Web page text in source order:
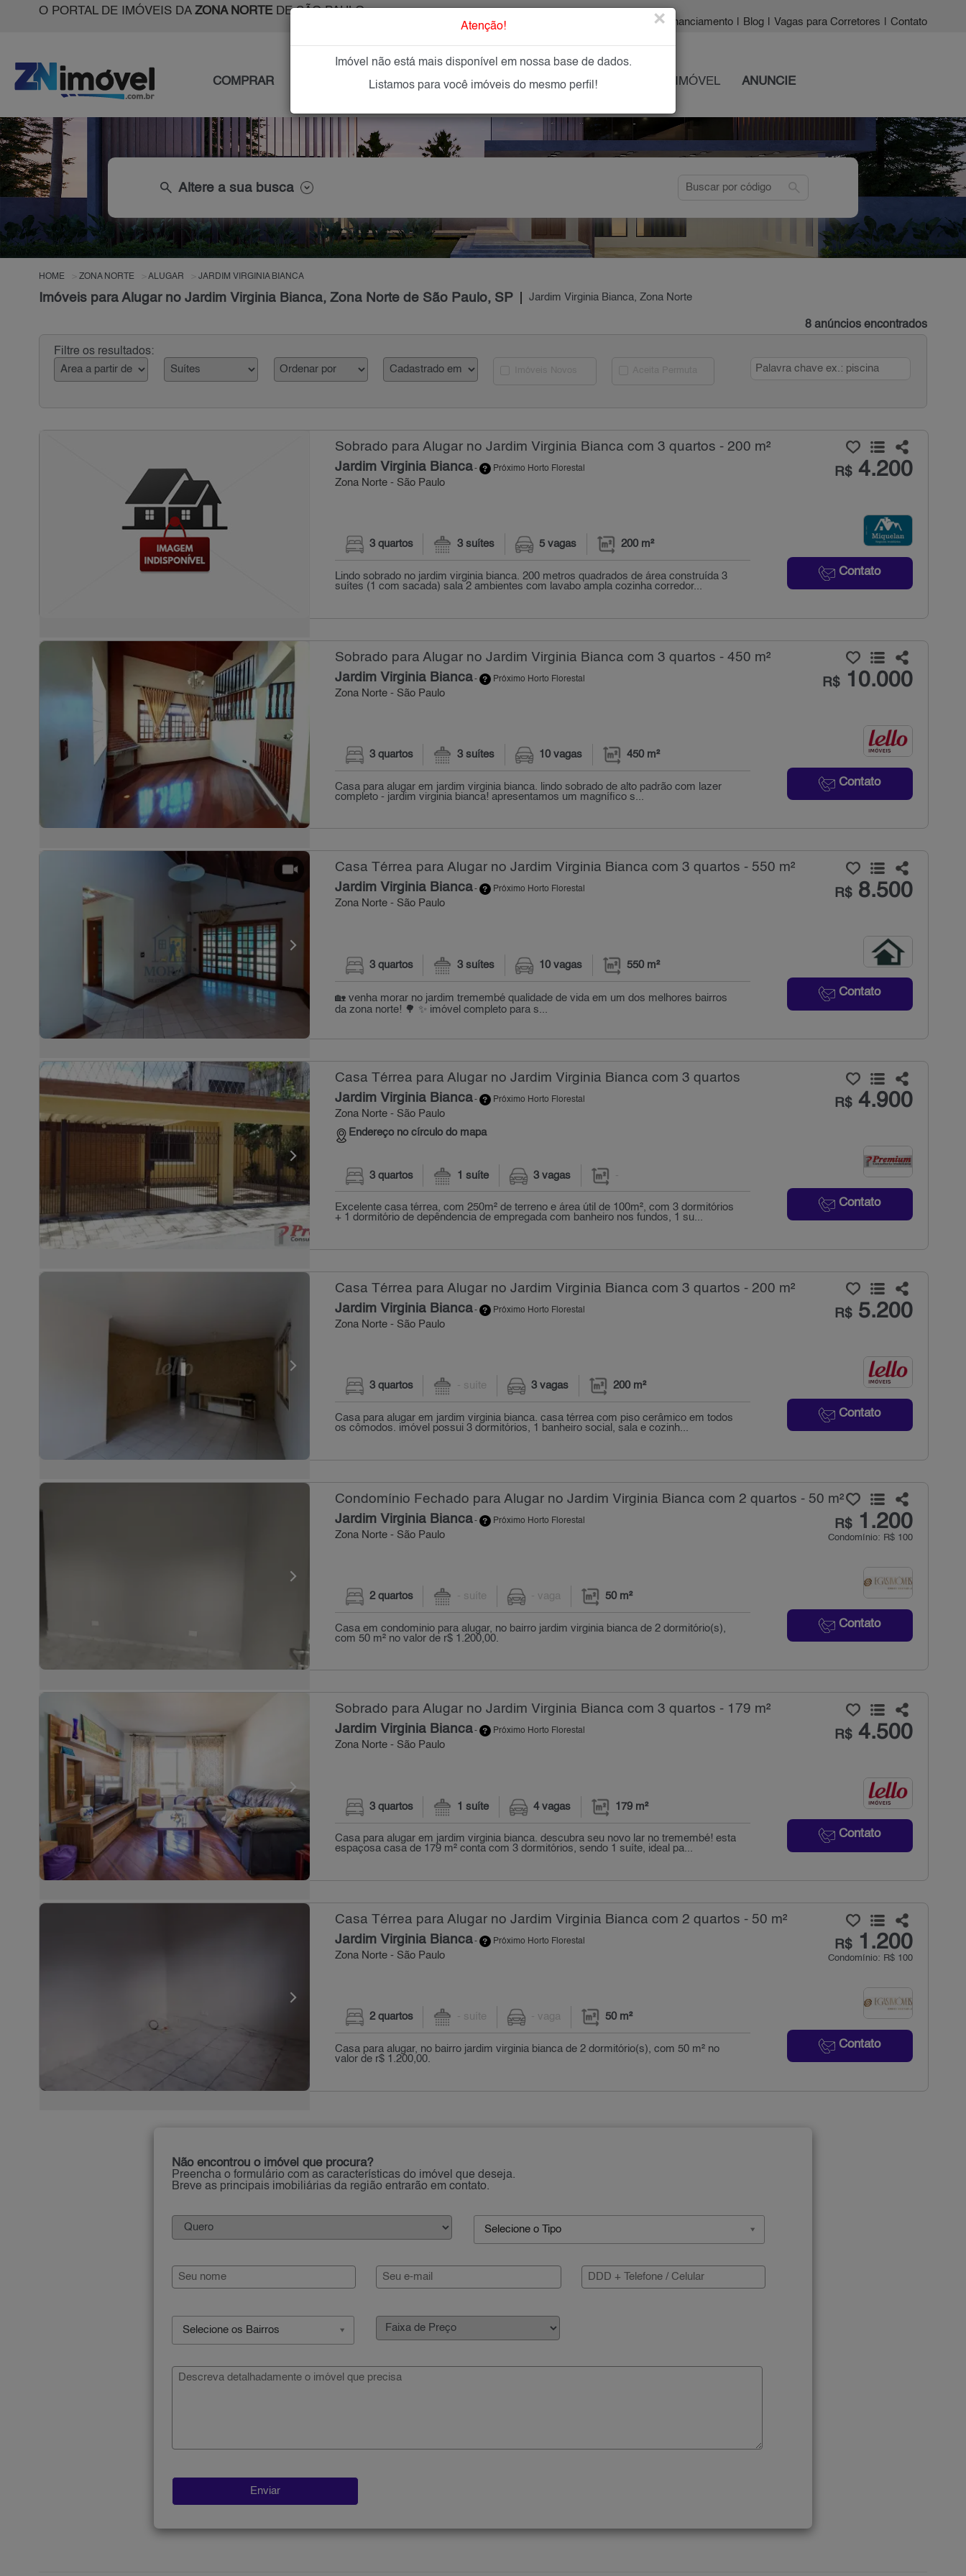
O PORTAL DE IMÓVEIS DA ZONA NORTEDE SÃO PAULO
| Financiamento Blog Vagas para Corretores Contato
COMPRAR IMÓVEIS NOVOS IMOBILIÁRIAS OFEREÇA SEU IMÓVEL ANUNCIE
search Altere a sua busca search
HOME ZONA NORTE ALUGAR JARDIM VIRGINIA BIANCA
Imóveis para Alugar no Jardim Virginia Bianca, Zona Norte de São Paulo, SP Jardim Virginia Bianca, Zona Norte
8 anúncios encontrados
Filtre os resultados:
Sobrado para Alugar no Jardim Virginia Bianca com 3 quartos - 200 m²
Jardim Virginia Bianca- Próximo Horto Florestal
Zona Norte - São Paulo
R$4.200
Contato
3 quartos 3 suítes 5 vagas 200 m²
Lindo sobrado no jardim virginia bianca. 200 metros quadrados de área construída 3
suítes (1 com sacada) sala 2 ambientes com lavabo ampla cozinha corredor...
Sobrado para Alugar no Jardim Virginia Bianca com 3 quartos - 450 m²
Jardim Virginia Bianca- Próximo Horto Florestal
Zona Norte - São Paulo
R$10.000
Contato
3 quartos 3 suítes 10 vagas 450 m²
Casa para alugar em jardim virginia bianca. lindo sobrado de alto padrão com lazer
completo - jardim virginia bianca! apresentamos um magnífico s...
Casa Térrea para Alugar no Jardim Virginia Bianca com 3 quartos - 550 m²
Jardim Virginia Bianca- Próximo Horto Florestal
Zona Norte - São Paulo
R$8.500
Contato
3 quartos 3 suítes 10 vagas 550 m²
🏡 venha morar no jardim tremembé qualidade de vida em um dos melhores bairros
da zona norte! 🌳 ✨ imóvel completo para s...
Casa Térrea para Alugar no Jardim Virginia Bianca com 3 quartos
Jardim Virginia Bianca- Próximo Horto Florestal
Zona Norte - São Paulo
Endereço no círculo do mapa
R$4.900
Contato
3 quartos 1 suíte 3 vagas -
Excelente casa térrea, com 250m² de terreno e área útil de 100m², com 3 dormitórios
+ 1 dormitório de depêndencia de empregada com banheiro nos fundos, 1 su...
Casa Térrea para Alugar no Jardim Virginia Bianca com 3 quartos - 200 m²
Jardim Virginia Bianca- Próximo Horto Florestal
Zona Norte - São Paulo
R$5.200
Contato
3 quartos - suíte 3 vagas 200 m²
Casa para alugar em jardim virginia bianca. casa térrea com piso cerâmico em todos
os cômodos. imóvel possui 3 dormitórios, 1 banheiro social, sala e cozinh...
Condomínio Fechado para Alugar no Jardim Virginia Bianca com 2 quartos - 50 m²
Jardim Virginia Bianca- Próximo Horto Florestal
Zona Norte - São Paulo
R$1.200
Condomínio: R$ 100
Contato
2 quartos - suíte - vaga 50 m²
Casa em condominio para alugar, no bairro jardim virginia bianca de 2 dormitório(s),
com 50 m² no valor de r$ 1.200,00.
Sobrado para Alugar no Jardim Virginia Bianca com 3 quartos - 179 m²
Jardim Virginia Bianca- Próximo Horto Florestal
Zona Norte - São Paulo
R$4.500
Contato
3 quartos 1 suíte 4 vagas 179 m²
Casa para alugar em jardim virginia bianca. descubra seu novo lar no tremembé! esta
espaçosa casa de 179 m² conta com 3 dormitórios, sendo 1 suíte, ideal pa...
Casa Térrea para Alugar no Jardim Virginia Bianca com 2 quartos - 50 m²
Jardim Virginia Bianca- Próximo Horto Florestal
Zona Norte - São Paulo
R$1.200
Condomínio: R$ 100
Contato
2 quartos - suíte - vaga 50 m²
Casa para alugar, no bairro jardim virginia bianca de 2 dormitório(s), com 50 m² no
valor de r$ 1.200,00.
Não encontrou o imóvel que procura?
Preencha o formulário com as características do imóvel que deseja.
Breve as principais imobiliárias da região entrarão em contato.
Selecione o Tipo
Selecione os Bairros
Atenção! ×
Imóvel não está mais disponível em nossa base de dados.
Listamos para você imóveis do mesmo perfil!